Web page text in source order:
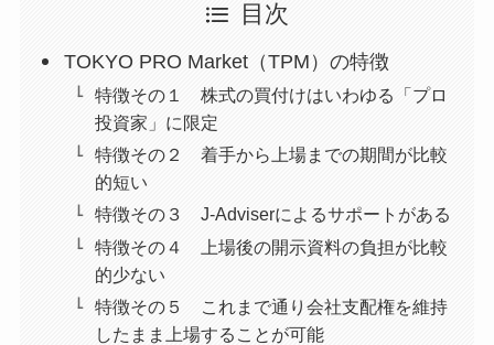
目次
TOKYO PRO Market（TPM）の特徴
特徴その１ 株式の買付けはいわゆる「プロ
投資家」に限定
特徴その２ 着手から上場までの期間が比較
的短い
特徴その３ J-Adviserによるサポートがある
特徴その４ 上場後の開示資料の負担が比較
的少ない
特徴その５ これまで通り会社支配権を維持
したまま上場することが可能